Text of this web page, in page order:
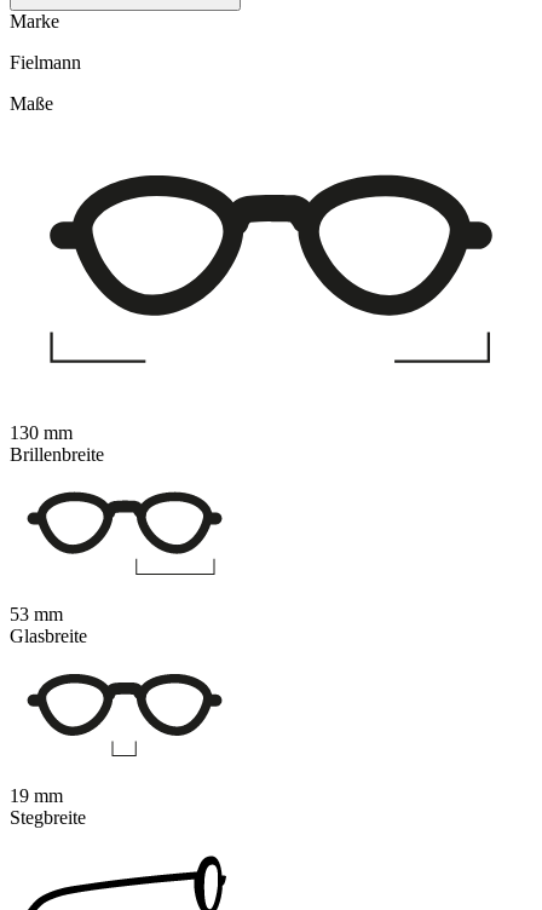
Marke
Fielmann
Maße
130 mm
Brillenbreite
53 mm
Glasbreite
19 mm
Stegbreite